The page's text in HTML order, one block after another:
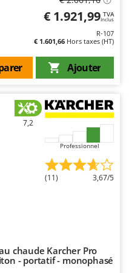
aluminium
€ 1.921,99 TVA
Inclus
R-107
€ 1.601,66 Hors taxes (HT)
Ajouter
7,2
Professionnel
(11) 3,67/5
chaude Karcher Pro
- portatif - monophasé